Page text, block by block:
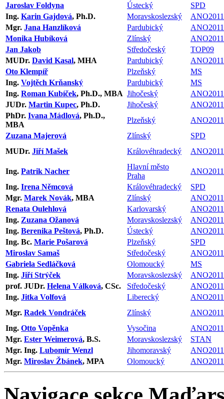
Jaroslav Foldyna
Ústecký
SPD
Ing. Karin Gajdová, Ph.D. Moravskoslezský
ANO2011
Mgr. Jana Hanzlíková Pardubický
ANO2011
Monika Hubíková
Zlínský
ANO2011
Jan Jakob
Středočeský
TOP09
MUDr. David Kasal, MHA Pardubický
ANO2011
Oto Klempíř
Plzeňský
MS
Ing. Vojtěch Krňanský Pardubický
MS
Ing. Roman Kubíček, Ph.D., MBA Jihočeský
ANO2011
JUDr. Martin Kupec, Ph.D. Jihočeský
ANO2011
PhDr. Ivana Mádlová, Ph.D.,
MBA
Plzeňský
ANO2011
Zuzana Majerová
Zlínský
SPD
MUDr. Jiří Mašek Královéhradecký ANO2011
Ing. Patrik Nacher
Hlavní město
Praha
ANO2011
Ing. Irena Němcová Královéhradecký
SPD
Mgr. Marek Novák, MBA Zlínský
ANO2011
Renata Oulehlová
Karlovarský
ANO2011
Ing. Zuzana Ožanová Moravskoslezský
ANO2011
Ing. Berenika Peštová, Ph.D. Ústecký
ANO2011
Ing. Bc. Marie Pošarová Plzeňský
SPD
Miroslav Samaš
Středočeský
ANO2011
Gabriela Sedláčková
Olomoucký
MS
Ing. Jiří Strýček Moravskoslezský
ANO2011
prof. JUDr. Helena Válková, CSc. Středočeský
ANO2011
Ing. Jitka Volfová Liberecký
ANO2011
Mgr. Radek Vondráček Zlínský
ANO2011
Ing. Otto Vopěnka Vysočina
ANO2011
Mgr. Ester Weimerová, B.S. Moravskoslezský
STAN
Mgr. Ing. Lubomír Wenzl Jihomoravský
ANO2011
Mgr. Miroslav Žbánek, MPA Olomoucký ANO2011